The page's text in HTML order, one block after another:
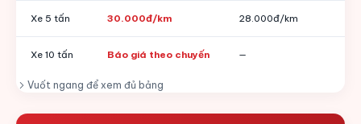
Xe 5 tấn 30.000đ/km 28.000đ/km
Xe 10 tấn Báo giá theo chuyến —
Vuốt ngang để xem đủ bảng